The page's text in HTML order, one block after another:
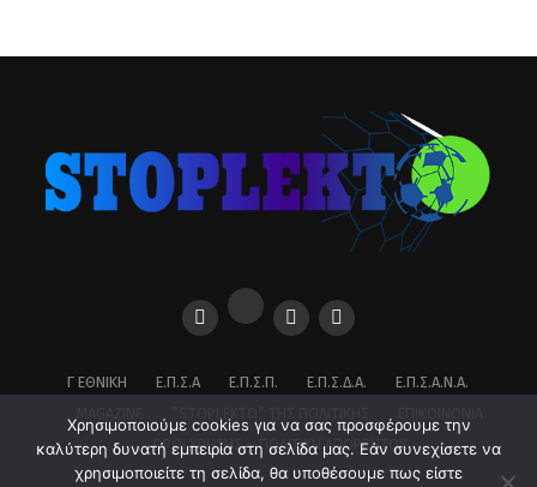
Γ ΕΘΝΙΚΉ Ε.Π.Σ.Α Ε.Π.Σ.Π. Ε.Π.Σ.Δ.Α.
Ε.Π.Σ.Α.Ν.Α.
ΌΡΟΙ ΧΡΉΣΗΣ – ΠΟΛΙΤΙΚΉ ΑΠΟΡΡΉΤΟΥ
Χρησιμοποιούμε cookies για να σας προσφέρουμε την
καλύτερη δυνατή εμπειρία στη σελίδα μας. Εάν συνεχίσετε να
χρησιμοποιείτε τη σελίδα, θα υποθέσουμε πως είστε